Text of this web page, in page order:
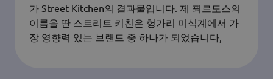
가 Street Kitchen의 결과물입니다. 제 푀르도스의
이름을 딴 스트리트 키친은 헝가리 미식계에서 가
장 영향력 있는 브랜드 중 하나가 되었습니다,